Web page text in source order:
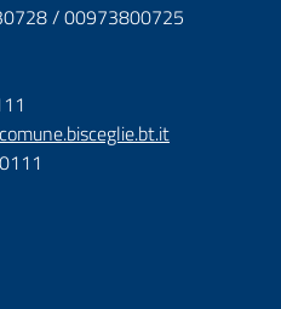
/ 00973800725